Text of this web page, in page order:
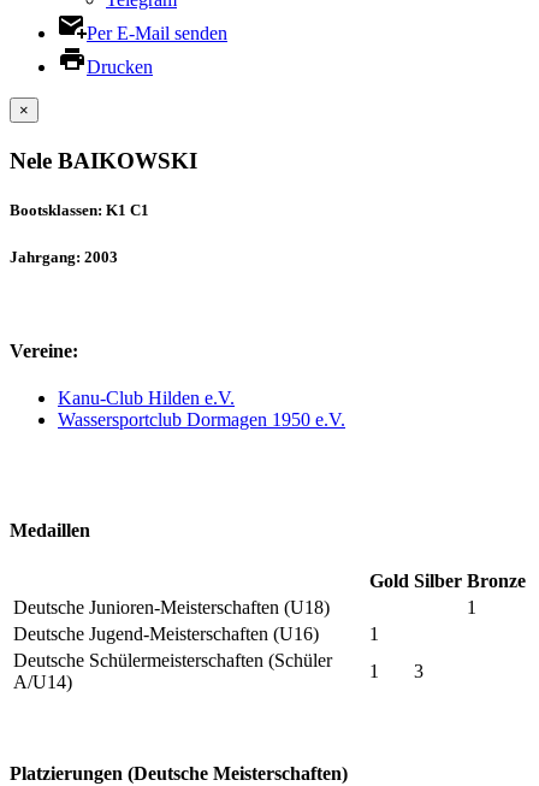
Per E-Mail senden
Drucken
×
Nele BAIKOWSKI
Bootsklassen: K1 C1
Jahrgang: 2003
Vereine:
Kanu-Club Hilden e.V.
Wassersportclub Dormagen 1950 e.V.
Medaillen
Gold Silber Bronze
Deutsche Junioren-Meisterschaften (U18)
1
Deutsche Jugend-Meisterschaften (U16)
1
Deutsche Schülermeisterschaften (Schüler
A/U14)
1 3
Platzierungen (Deutsche Meisterschaften)